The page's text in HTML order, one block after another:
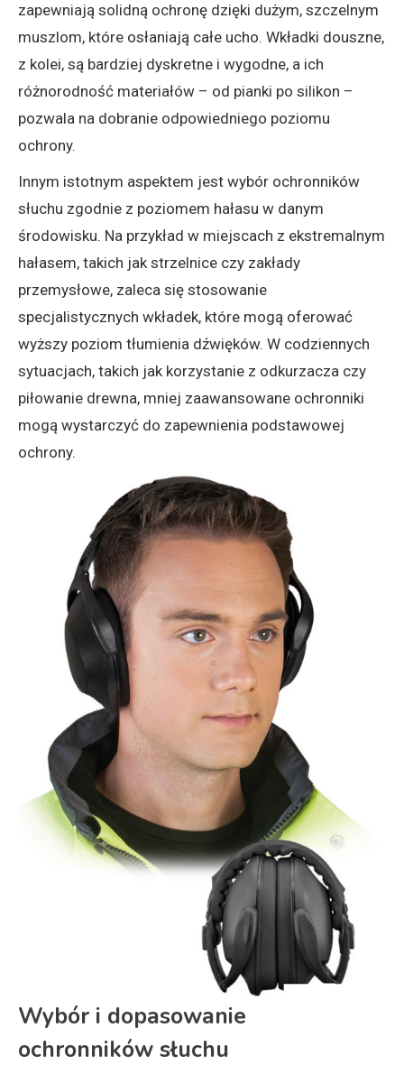
zapewniają solidną ochronę dzięki dużym, szczelnym
muszlom, które osłaniają całe ucho. Wkładki douszne,
z kolei, są bardziej dyskretne i wygodne, a ich
różnorodność materiałów – od pianki po silikon –
pozwala na dobranie odpowiedniego poziomu
ochrony.
Innym istotnym aspektem jest wybór ochronników
słuchu zgodnie z poziomem hałasu w danym
środowisku. Na przykład w miejscach z ekstremalnym
hałasem, takich jak strzelnice czy zakłady
przemysłowe, zaleca się stosowanie
specjalistycznych wkładek, które mogą oferować
wyższy poziom tłumienia dźwięków. W codziennych
sytuacjach, takich jak korzystanie z odkurzacza czy
piłowanie drewna, mniej zaawansowane ochronniki
mogą wystarczyć do zapewnienia podstawowej
ochrony.
Wybór i dopasowanie
ochronników słuchu